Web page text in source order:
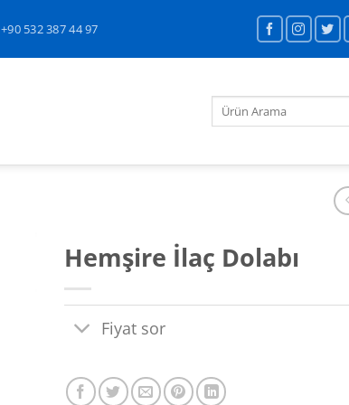
+90 532 387 44 97
Ara:
Hemşire İlaç Dolabı
Fiyat sor